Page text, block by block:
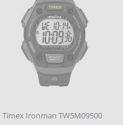
Timex Ironman TW5M09500